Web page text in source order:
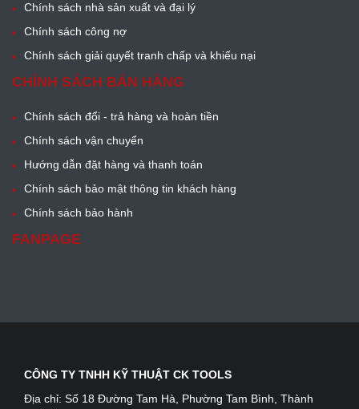
Chính sách nhà sản xuất và đại lý
Chính sách công nợ
Chính sách giải quyết tranh chấp và khiếu nại
CHÍNH SÁCH BÁN HÀNG
Chính sách đổi - trả hàng và hoàn tiền
Chính sách vận chuyển
Hướng dẫn đặt hàng và thanh toán
Chính sách bảo mật thông tin khách hàng
Chính sách bảo hành
FANPAGE
CÔNG TY TNHH KỸ THUẬT CK TOOLS
Địa chỉ: Số 18 Đường Tam Hà, Phường Tam Bình, Thành